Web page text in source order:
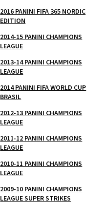
2016 PANINI FIFA 365 NORDIC
EDITION
2014-15 PANINI CHAMPIONS
LEAGUE
2013-14 PANINI CHAMPIONS
LEAGUE
2014 PANINI FIFA WORLD CUP
BRASIL
2012-13 PANINI CHAMPIONS
LEAGUE
2011-12 PANINI CHAMPIONS
LEAGUE
2010-11 PANINI CHAMPIONS
LEAGUE
2009-10 PANINI CHAMPIONS
LEAGUE SUPER STRIKES